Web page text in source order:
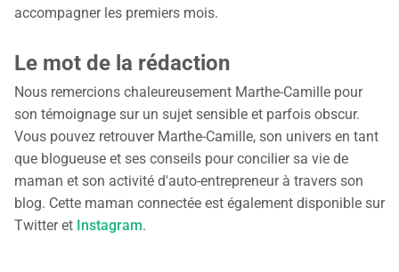
accompagner les premiers mois.
Le mot de la rédaction
Nous remercions chaleureusement Marthe-Camille pour
son témoignage sur un sujet sensible et parfois obscur.
Vous pouvez retrouver Marthe-Camille, son univers en tant
que blogueuse et ses conseils pour concilier sa vie de
maman et son activité d'auto-entrepreneur à travers son
blog. Cette maman connectée est également disponible sur
Twitter et Instagram.